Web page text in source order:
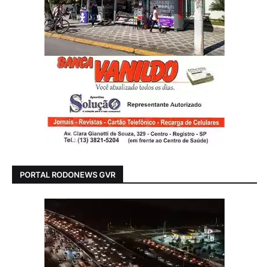
PORTAL RODONEWS GVR